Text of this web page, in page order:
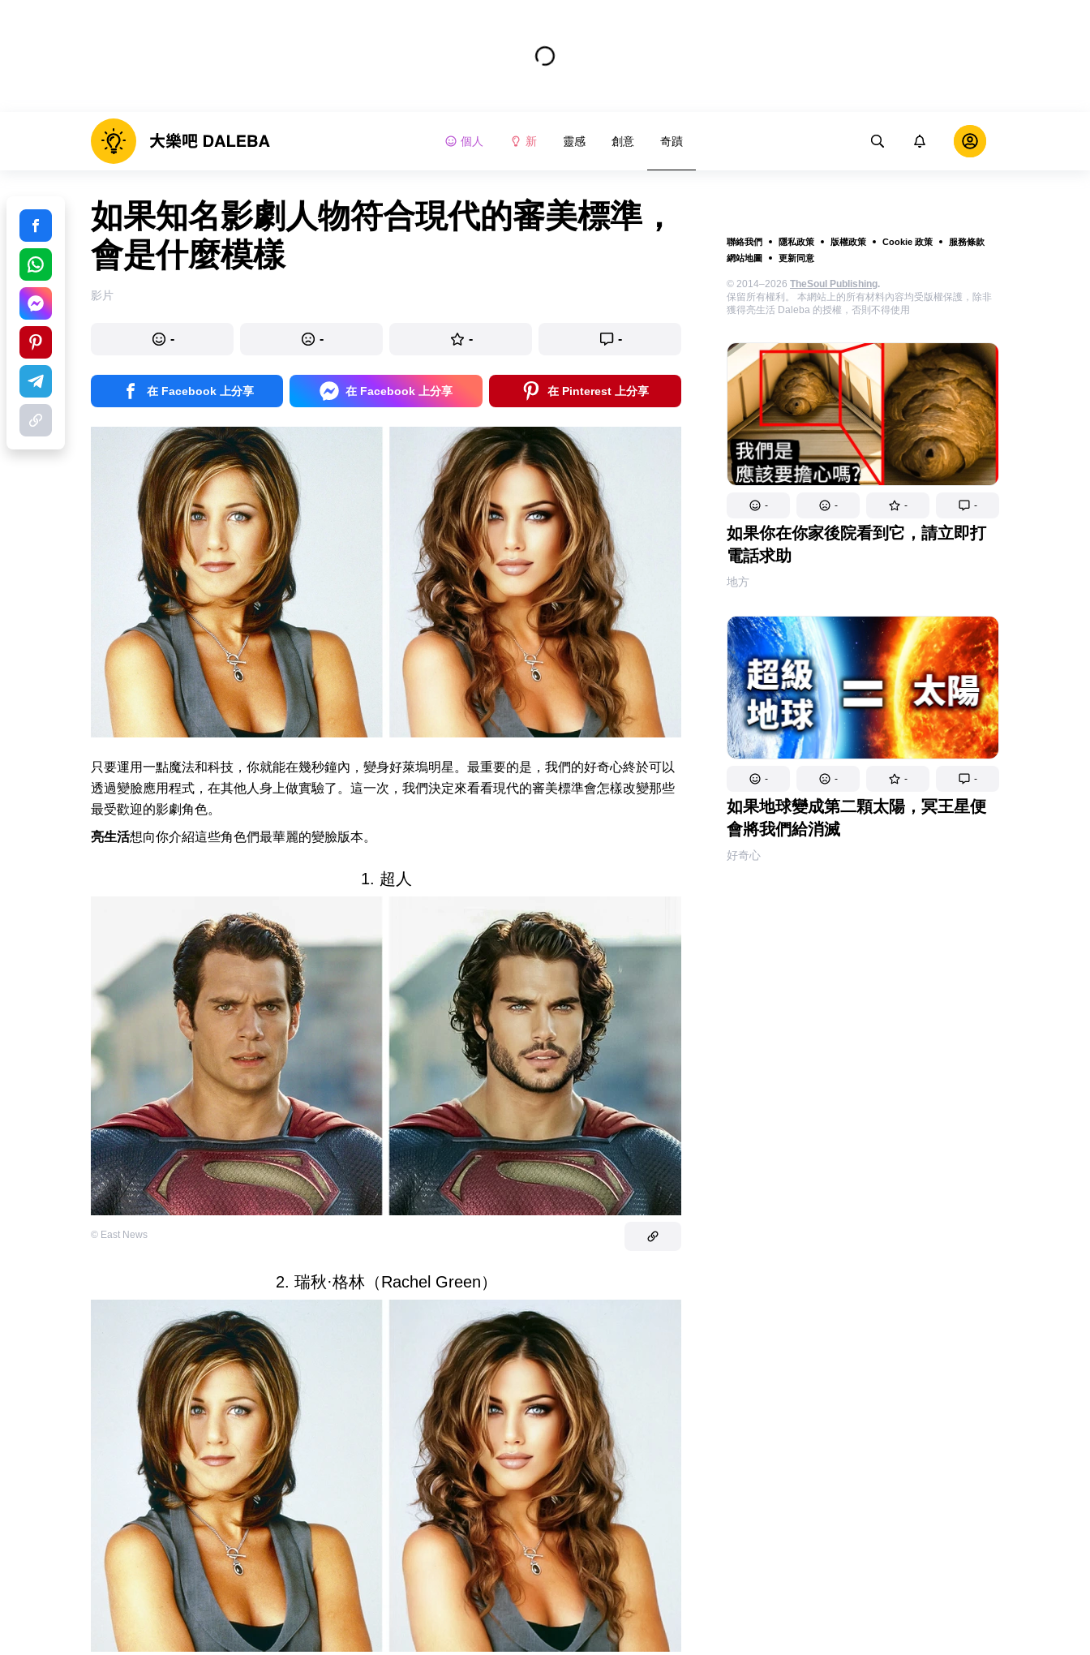
個人 新 靈感 創意 奇蹟
聯絡我們 隱私政策 版權政策 Cookie 政策
服務條款
網站地圖
更新同意
© 2014–2026 TheSoul Publishing.
保留所有權利。 本網站上的所有材料內容均受版權保護，除非
獲得亮生活 Daleba 的授權，否則不得使用
- - - -
如果你在你家後院看到它，請立即打
電話求助
地方
- - - -
如果地球變成第二顆太陽，冥王星便
會將我們給消滅
好奇心
如果知名影劇人物符合現代的審美標準，
會是什麼模樣
影片
- - - -
在 Facebook 上分享 在 Facebook 上分享 在 Pinterest 上分享
只要運用一點魔法和科技，你就能在幾秒鐘內，變身好萊塢明星。最重要的是，我們的好奇心終於可以
透過變臉應用程式，在其他人身上做實驗了。這一次，我們決定來看看現代的審美標準會怎樣改變那些
最受歡迎的影劇角色。
亮生活想向你介紹這些角色們最華麗的變臉版本。
1. 超人
© East News
2. 瑞秋·格林（Rachel Green）